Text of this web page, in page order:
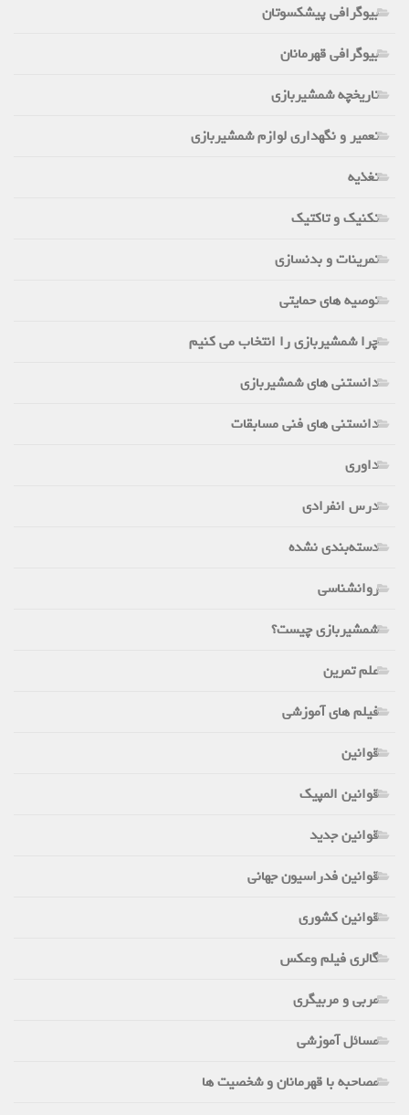
بیوگرافی پیشکسوتان
بیوگرافی قهرمانان
تاریخچه شمشیربازی
تعمیر و نگهداری لوازم شمشیربازی
تغذیه
تکنیک و تاکتیک
تمرینات و بدنسازی
توصیه های حمایتی
چرا شمشیربازی را انتخاب می کنیم
دانستنی های شمشیربازی
دانستنی های فنی مسابقات
داوری
درس انفرادی
دسته‌بندی نشده
روانشناسی
شمشیربازی چیست؟
علم تمرین
فیلم های آموزشی
قوانین
قوانین المپیک
قوانین جدید
قوانین فدراسیون جهانی
قوانین کشوری
گالری فیلم وعکس
مربی و مربیگری
مسائل آموزشی
مصاحبه با قهرمانان و شخصیت ها